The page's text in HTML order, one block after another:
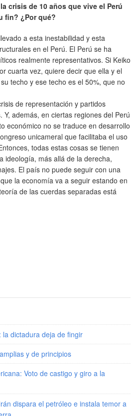
crisis de 10 años que vive el Perú
fin? ¿Por qué?
a esta inestabilidad y esta
en el Perú. El Perú se ha
realmente representativos. Si Keiko
cuarta vez, quiere decir que ella y el
techo y ese techo es el 50%, que no
de representación y partidos
Y, además, en ciertas regiones del Perú
económico no se traduce en desarrollo
unicameral que facilitaba el uso
todas estas cosas se tienen
ideología, más allá de la derecha,
El país no puede seguir con una
la economía va a seguir estando en
de las cuerdas separadas está
dictadura deja de fingir
y de principios
Voto de castigo y giro a la
dispara el petróleo e instala temor a